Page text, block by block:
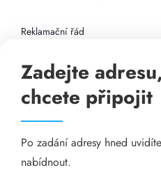
Reklamační řád
Připojení k internetu
Odkazy
Katalog A-seznam.cz
Zadejte
chcete připojit
Po zadání adresy hned
nabídnout.